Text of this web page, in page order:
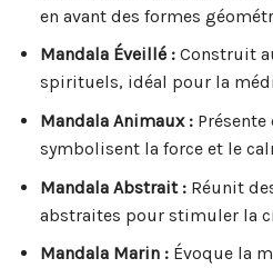
en avant des formes
Mandala Éveillé :Construit
spirituels, idéal pour la
Mandala Animaux :Présente
symbolisent la force et le
Mandala Abstrait :Réunit
abstraites pour stimuler la
Mandala Marin :Évoque la